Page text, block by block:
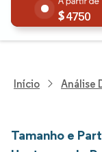
4750
Início Análise
Tamanho e